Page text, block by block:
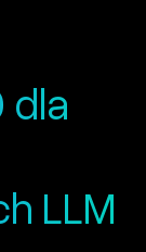
dla
LLM